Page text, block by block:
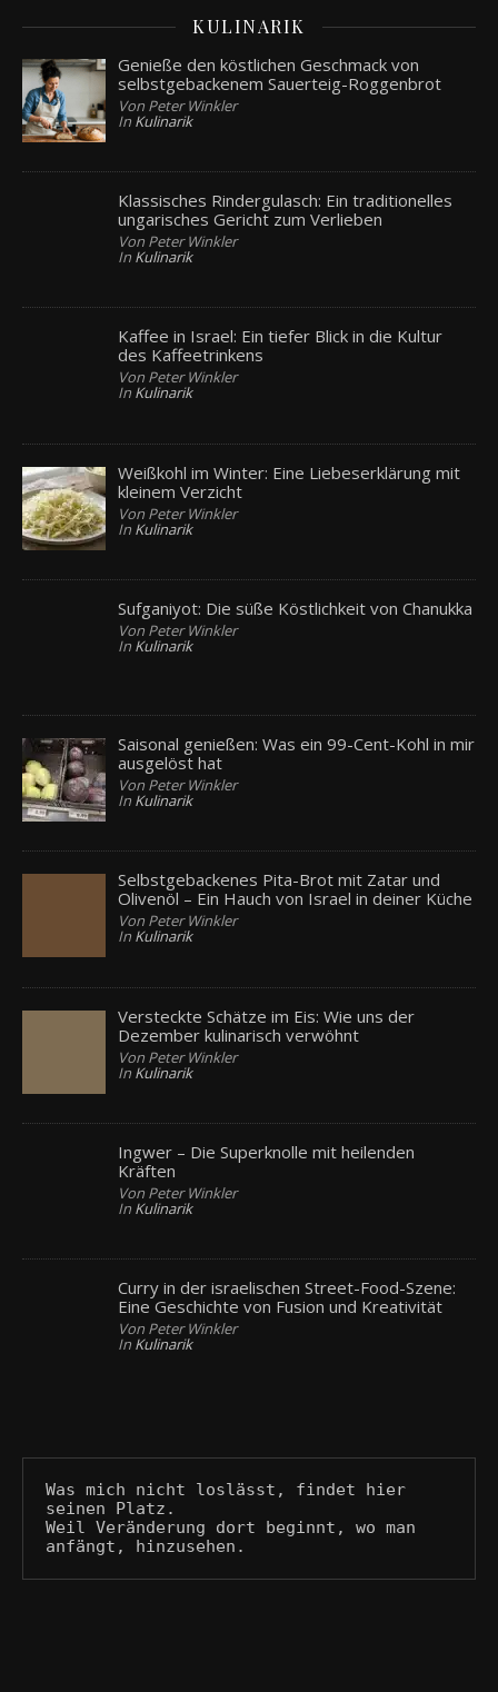
KULINARIK
Genieße den köstlichen Geschmack von
selbstgebackenem Sauerteig-Roggenbrot
Von Peter Winkler
In Kulinarik
Klassisches Rindergulasch: Ein traditionelles
ungarisches Gericht zum Verlieben
Von Peter Winkler
In Kulinarik
Kaffee in Israel: Ein tiefer Blick in die Kultur
des Kaffeetrinkens
Von Peter Winkler
In Kulinarik
Weißkohl im Winter: Eine Liebeserklärung mit
kleinem Verzicht
Von Peter Winkler
In Kulinarik
Sufganiyot: Die süße Köstlichkeit von Chanukka
Von Peter Winkler
In Kulinarik
Saisonal genießen: Was ein 99-Cent-Kohl in mir
ausgelöst hat
Von Peter Winkler
In Kulinarik
Selbstgebackenes Pita-Brot mit Zatar und
Olivenöl – Ein Hauch von Israel in deiner Küche
Von Peter Winkler
In Kulinarik
Versteckte Schätze im Eis: Wie uns der
Dezember kulinarisch verwöhnt
Von Peter Winkler
In Kulinarik
Ingwer – Die Superknolle mit heilenden
Kräften
Von Peter Winkler
In Kulinarik
Curry in der israelischen Street-Food-Szene:
Eine Geschichte von Fusion und Kreativität
Von Peter Winkler
In Kulinarik
Was mich nicht loslässt, findet hier
seinen Platz.
Weil Veränderung dort beginnt, wo man
anfängt, hinzusehen.